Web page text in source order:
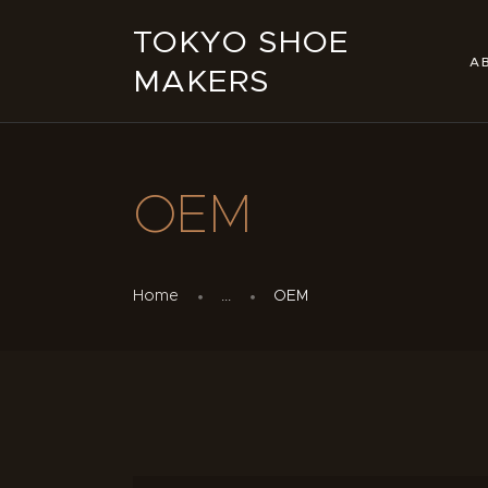
TOKYO SHOE
MAKERS
OEM
Home OEM